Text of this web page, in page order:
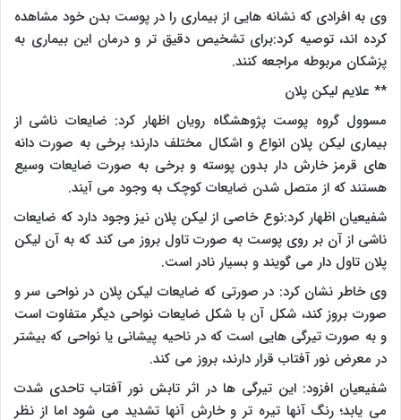
وی به افرادی که نشانه هایی از بیماری را در پوست بدن خود مشاهده
کرده اند، توصیه کرد:برای تشخیص دقیق تر و درمان این بیماری به
پزشکان مربوطه مراجعه کنند.
** علایم لیکن پلان
مسوول گروه پوست پژوهشگاه رویان اظهار کرد: ضایعات ناشی از
بیماری لیکن پلان انواع و اشکال مختلف دارند؛ برخی به صورت دانه
های قرمز خارش دار بدون پوسته و برخی به صورت ضایعات وسیع
هستند که از متصل شدن ضایعات کوچک به وجود می آیند.
شفیعیان اظهار کرد:نوع خاصی از لیکن پلان نیز وجود دارد که ضایعات
ناشی از آن بر روی پوست به صورت تاول بروز می کند که به آن لیکن
پلان تاول دار می گویند و بسیار نادر است.
وی خاطر نشان کرد: در صورتی که ضایعات لیکن پلان در نواحی سر و
صورت بروز کند، شکل آن با شکل ضایعات نواحی دیگر متفاوت است
و به صورت تیرگی هایی است که در ناحیه پیشانی یا نواحی که بیشتر
در معرض نور آفتاب قرار دارند، بروز می کند.
شفیعیان افزود: این تیرگی ها در اثر تابش نور آفتاب تاحدی شدت
می یابد؛ رنگ آنها تیره تر و خارش آنها تشدید می شود اما از نظر